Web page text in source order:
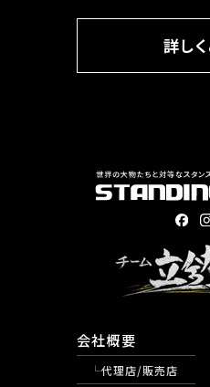
詳し
会社概要
代理店/販売店